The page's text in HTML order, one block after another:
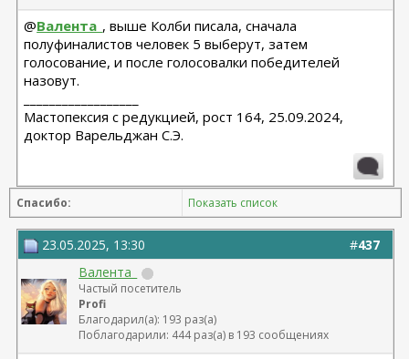
@Валента_ , выше Колби писала, сначала
полуфиналистов человек 5 выберут, затем
голосование, и после голосовалки победителей
назовут.
Мастопексия с редукцией, рост 164, 25.09.2024,
доктор Варельджан С.Э.
Спасибо: Показать список
#437
23.05.2025, 13:30
Валента_
Частый посетитель
Profi
Благодарил(а): 193 раз(а)
Поблагодарили: 444 раз(а) в 193 сообщениях